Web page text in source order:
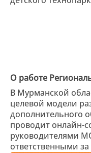
О работе
В Мурманской
целевой модели
дополнительного
проводит онлайн-
руководителями
ответственными